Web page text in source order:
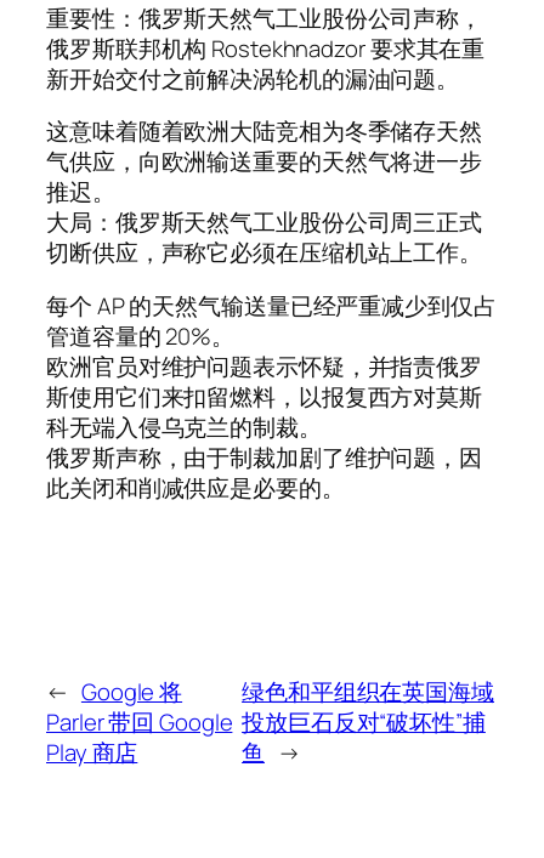
重要性：俄罗斯天然气工业股份公司声称，
俄罗斯联邦机构 Rostekhnadzor 要求其在重
新开始交付之前解决涡轮机的漏油问题。
这意味着随着欧洲大陆竞相为冬季储存天然
气供应，向欧洲输送重要的天然气将进一步
推迟。
大局：俄罗斯天然气工业股份公司周三正式
切断供应，声称它必须在压缩机站上工作。
每个 AP 的天然气输送量已经严重减少到仅占
管道容量的 20%。
欧洲官员对维护问题表示怀疑，并指责俄罗
斯使用它们来扣留燃料，以报复西方对莫斯
科无端入侵乌克兰的制裁。
俄罗斯声称，由于制裁加剧了维护问题，因
此关闭和削减供应是必要的。
← Google 将
Parler 带回 Google
Play 商店
绿色和平组织在英国海域
投放巨石反对“破坏性”捕
鱼
→